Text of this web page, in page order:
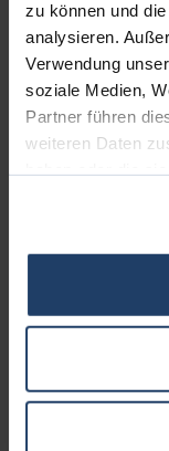
zu können und
analysieren.
Verwendung
soziale Medien,
Partner führen
weiteren Daten
KONTAKT
terrakon